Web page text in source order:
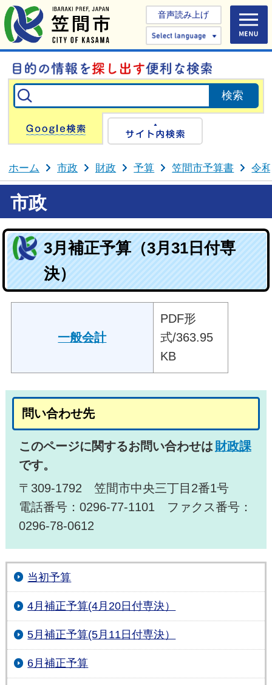
音声読み上げ
Select
Google検索
ホーム 市政 財政 予算 笠間市予算書 令
市政
3月補正予算（3月31日付専
決）
一般会計
PDF形
式/363.95
KB
問い合わせ先
このページに関するお問い合わせは 財政課
です。
〒309-1792 笠間市中央三丁目2番1号
電話番号：0296-77-1101 ファクス番号：
0296-78-0612
当初予算
4月補正予算(4月20日付専決）
5月補正予算(5月11日付専決）
6月補正予算